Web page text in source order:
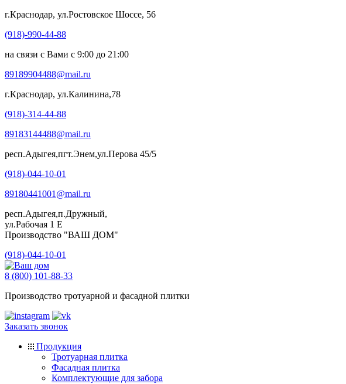
г.Краснодар, ул.Ростовское Шоссе, 56
(918)-990-44-88
на связи с Вами с 9:00 до 21:00
89189904488@mail.ru
г.Краснодар, ул.Калинина,78
(918)-314-44-88
89183144488@mail.ru
респ.Адыгея,пгт.Энем,ул.Перова 45/5
(918)-044-10-01
89180441001@mail.ru
респ.Адыгея,п.Дружный,
ул.Рабочая 1 Е
Производство "ВАШ ДОМ"
(918)-044-10-01
8 (800) 101-88-33
Производство тротуарной и фасадной плитки
Заказать звонок
Продукция
Тротуарная плитка
Фасадная плитка
Комплектующие для забора